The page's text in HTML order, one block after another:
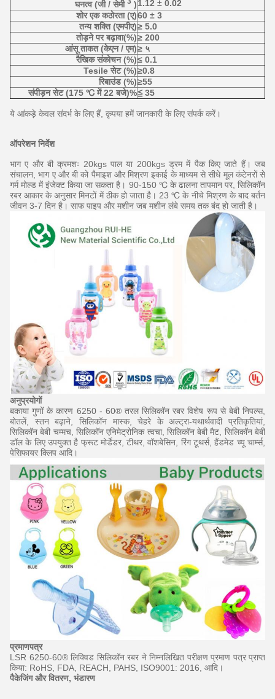
घनत्व (जी / सेमी
)1.12 ± 0.02
शोर एक कठोरता (ए)60 ± 3
तन्य शक्ति (एमपीए)≥ 5.0
तोड़ने पर बढ़ावा(%)≥ 200
आंसू ताकत (केएन / एम)≥ ५
रैखिक संकोचन (%)≤ 0.1
Tesile सेट (%)≥0.8
रिबाउंड (%)≥55
संपीड़न सेट (175 ℃ में 22 बजे)%≦ 35
ये आंकड़े केवल संदर्भ के लिए हैं, कृपया हमें जानकारी के लिए संपर्क करें।
ऑपरेशन निर्देश
भाग ए और बी क्रमशः 20kgs पाल या 200kgs ड्रम में पैक किए जाते हैं। जब
संचालन, भाग ए और बी को पैमाइश और मिश्रण इकाई के माध्यम से सीधे मूल कंटेनरों से
गर्म मोल्ड में इंजेक्ट किया जा सकता है। 90-150 ℃ के ढालना तापमान पर, सिलिकॉन
रबर आकार के अनुसार मिनटों में ठीक हो जाता है। 23 ℃ के नीचे मिश्रण के बाद बर्तन
जीवन 3-7 दिन है। साफ पाइप और मशीन जब मशीन लंबे समय तक बंद हो जाती है।
अनुप्रयोगों
बकाया गुणों के कारण 6250 - 60® तरल सिलिकॉन रबर विशेष रूप से बेबी निपल्स,
बोतलें,
स्तन बढ़ाने, सिलिकॉन मास्क, चेहरे के अल्ट्रा-यथार्थवादी प्रतिकृतियां,
सिलिकॉन बेबी चम्मच, सिलिकॉन एनिमेट्रोनिक त्वचा, सिलिकॉन बेबी मैट, सिलिकॉन बेबी
डॉल के लिए उपयुक्त है फ्रूट मोर्डेडर, टीथर, वॉशबेसिन, रिंग टूथर्स, हैंडमेड च्यू चार्म्स,
पेसिफायर क्लिप आदि।
प्रमाणपत्र
LSR 6250-60® लिक्विड सिलिकॉन रबर ने निम्नलिखित परीक्षण प्रमाण पत्र प्राप्त
किया: RoHS, FDA, REACH, PAHS, ISO9001: 2016, आदि।
पैकेजिंग और वितरण, भंडारण